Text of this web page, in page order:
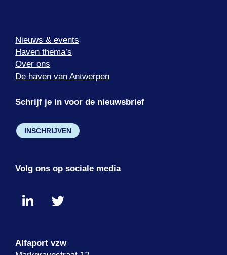
Nieuws & events
Haven thema’s
Over ons
De haven van Antwerpen
Schrijf je in voor de nieuwsbrief
INSCHRIJVEN
Volg ons op sociale media
Alfaport vzw